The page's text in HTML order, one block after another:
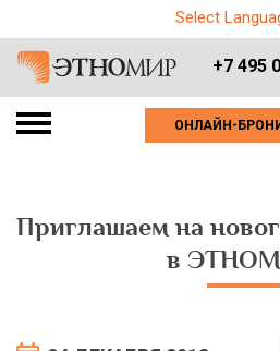
Select
+7 495
ОНЛАЙН-
Приглашаем на
в